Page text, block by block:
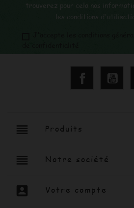
trouverez pour cela nos
les conditions
Facebook
reorder Produits
reorder Notre société
account_box Votre compte